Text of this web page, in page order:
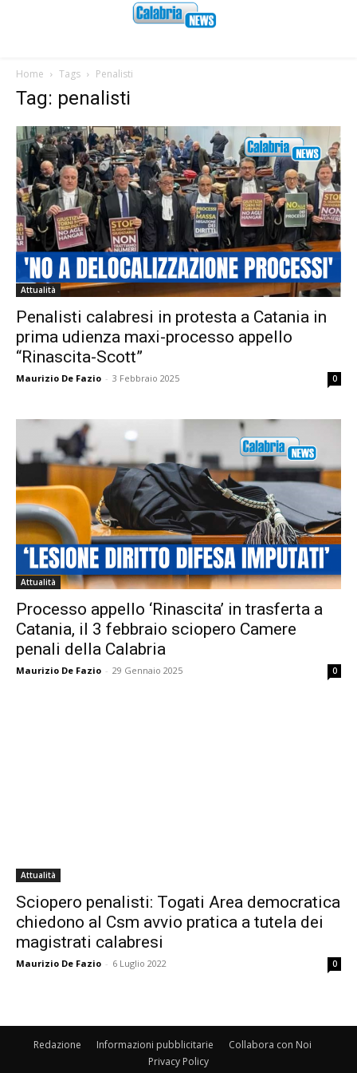
Home Tags Penalisti
Tag: penalisti
Attualità
Penalisti calabresi in protesta a Catania in
prima udienza maxi-processo appello
“Rinascita-Scott”
Maurizio De Fazio - 3 Febbraio 2025 0
Attualità
Processo appello ‘Rinascita’ in trasferta a
Catania, il 3 febbraio sciopero Camere
penali della Calabria
Maurizio De Fazio - 29 Gennaio 2025 0
Attualità
Sciopero penalisti: Togati Area democratica
chiedono al Csm avvio pratica a tutela dei
magistrati calabresi
Maurizio De Fazio - 6 Luglio 2022 0
Redazione Informazioni pubblicitarie
Collabora con Noi
Privacy Policy